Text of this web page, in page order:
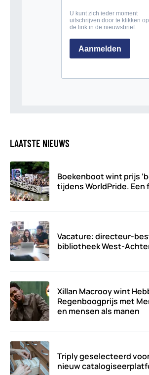
LAATSTE NIEUWS
Boekenboot wint prijs
tijdens WorldPride.
Vacature: directeur-
bibliotheek West-
Xillan Macrooy wint
Regenboogprijs met
en mensen als manen
Triply geselecteerd
nieuw